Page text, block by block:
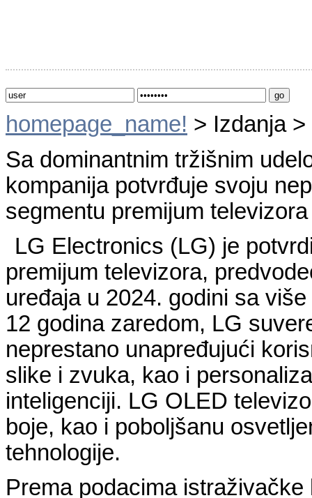
homepage_name! > Izdanja
Sa dominantnim tržišnim
kompanija potvrđuje svoju
segmentu premijum
LG Electronics (LG) je
premijum televizora,
uređaja u 2024. godini sa
12 godina zaredom, LG
neprestano unapređujući
slike i zvuka, kao i
inteligenciji. LG OLED
boje, kao i poboljšanu
tehnologije.
Prema podacima